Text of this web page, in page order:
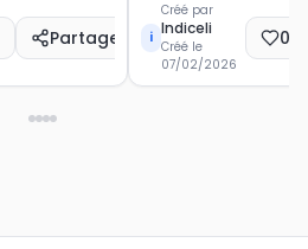
Partager i
Créé par
Indiceli
Créé le
07/02/2026
0